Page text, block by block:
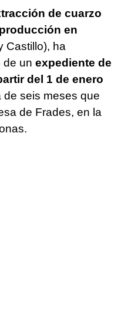
de cuarzo
en
Castillo), ha
de un expediente de
del 1 de enero
seis meses que
de Frades, en la